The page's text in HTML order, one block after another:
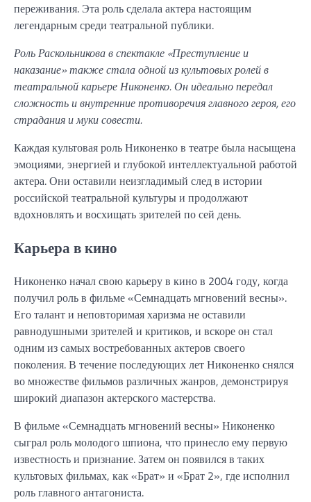
переживания. Эта роль сделала актера настоящим
легендарным среди театральной публики.
Роль Раскольникова в спектакле «Преступление и
наказание» также стала одной из культовых ролей в
театральной карьере Никоненко. Он идеально передал
сложность и внутренние противоречия главного героя, его
страдания и муки совести.
Каждая культовая роль Никоненко в театре была насыщена
эмоциями, энергией и глубокой интеллектуальной работой
актера. Они оставили неизгладимый след в истории
российской театральной культуры и продолжают
вдохновлять и восхищать зрителей по сей день.
Карьера в кино
Никоненко начал свою карьеру в кино в 2004 году, когда
получил роль в фильме «Семнадцать мгновений весны».
Его талант и неповторимая харизма не оставили
равнодушными зрителей и критиков, и вскоре он стал
одним из самых востребованных актеров своего
поколения. В течение последующих лет Никоненко снялся
во множестве фильмов различных жанров, демонстрируя
широкий диапазон актерского мастерства.
В фильме «Семнадцать мгновений весны» Никоненко
сыграл роль молодого шпиона, что принесло ему первую
известность и признание. Затем он появился в таких
культовых фильмах, как «Брат» и «Брат 2», где исполнил
роль главного антагониста.